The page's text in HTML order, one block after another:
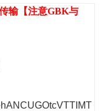
输【注意GBK与